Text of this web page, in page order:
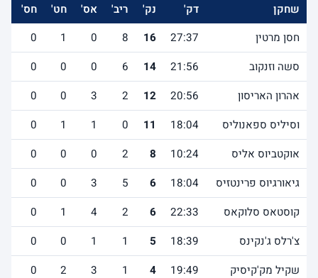
שחקן דק' נק' ריב' אס' חט' חס'
חסן מרטין
27:37
16
8
0
1
0
סשה וזנקוב
21:56
14
6
0
0
0
אהרון האריסון
20:56
12
2
3
0
0
וסיליס ספאנוליס
18:04
11
0
1
1
0
אוקטביוס אליס
10:24
8
2
0
0
0
גיאורגיוס פרינטזיס
18:04
6
5
3
0
0
קוסטאס סלוקאס
22:33
6
2
4
1
0
צ'רלס ג'נקינס
18:39
5
1
1
0
0
שקיל מק'קיסיק
19:49
4
1
3
2
0